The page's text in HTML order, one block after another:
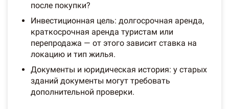
после покупки?
Инвестиционная цель: долгосрочная аренда,
краткосрочная аренда туристам или
перепродажа — от этого зависит ставка на
локацию и тип жилья.
Документы и юридическая история: у старых
зданий документы могут требовать
дополнительной проверки.